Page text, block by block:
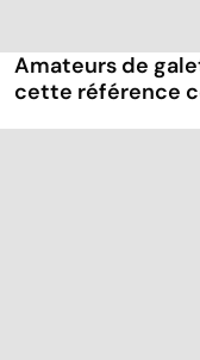
Amateurs de
cette référence